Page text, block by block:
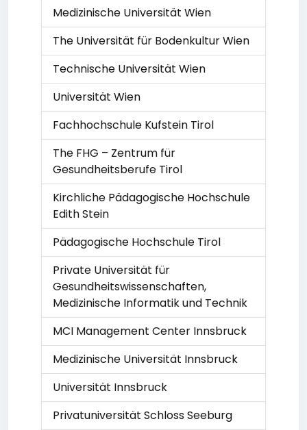
Medizinische Universität Wien
The Universität für Bodenkultur Wien
Technische Universität Wien
Universität Wien
Fachhochschule Kufstein Tirol
The FHG – Zentrum für
Gesundheitsberufe Tirol
Kirchliche Pädagogische Hochschule
Edith Stein
Pädagogische Hochschule Tirol
Private Universität für
Gesundheitswissenschaften,
Medizinische Informatik und Technik
MCI Management Center Innsbruck
Medizinische Universität Innsbruck
Universität Innsbruck
Privatuniversität Schloss Seeburg